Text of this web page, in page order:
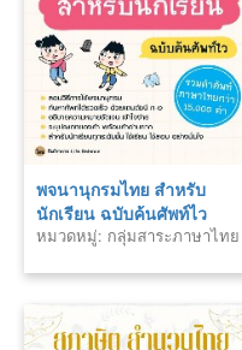
พจนานุกรมไทย สำหรับ
นักเรียน ฉบับค้นศัพท์ไว
หมวดหมู่: กลุ่มสาระภาษาไทย